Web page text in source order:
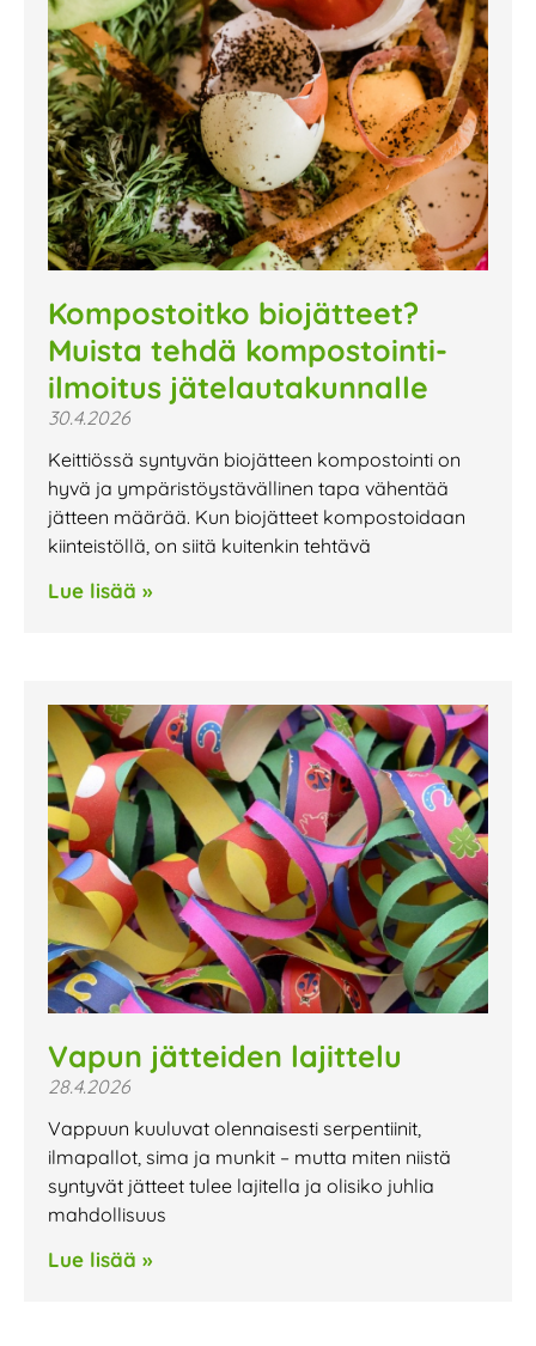
Kompostoitko biojätteet?
Muista tehdä kompostointi-
ilmoitus jätelautakunnalle
30.4.2026
Keittiössä syntyvän biojätteen kompostointi on
hyvä ja ympäristöystävällinen tapa vähentää
jätteen määrää. Kun biojätteet kompostoidaan
kiinteistöllä, on siitä kuitenkin tehtävä
Lue lisää »
Vapun jätteiden lajittelu
28.4.2026
Vappuun kuuluvat olennaisesti serpentiinit,
ilmapallot, sima ja munkit – mutta miten niistä
syntyvät jätteet tulee lajitella ja olisiko juhlia
mahdollisuus
Lue lisää »